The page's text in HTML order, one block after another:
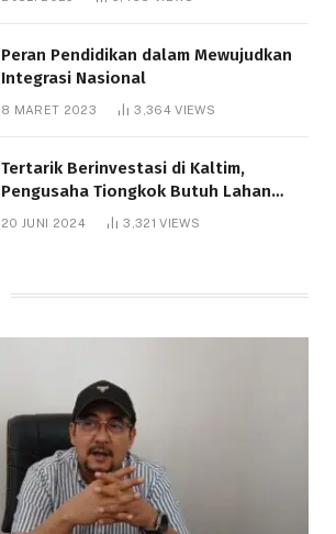
Peran Pendidikan dalam Mewujudkan
Integrasi Nasional
8 MARET 2023 3,364VIEWS
Tertarik Berinvestasi di Kaltim,
Pengusaha Tiongkok Butuh Lahan
1.000 Hektare
20 JUNI 2024 3,321VIEWS